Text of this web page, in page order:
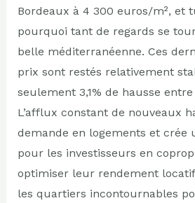
Bordeaux à 4 300 euros/m², et
pourquoi tant de regards se
belle méditerranéenne. Ces
prix sont restés relativement
seulement 3,1% de hausse entre
L’afflux constant de nouveaux
demande en logements et crée
pour les investisseurs en
optimiser leur rendement
les quartiers incontournables